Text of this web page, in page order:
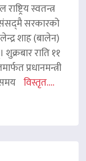
स्वतन्त्र
सरकारको
शाह (बालेन)
राति ११
प्रधानमन्त्री
विस्तृत....